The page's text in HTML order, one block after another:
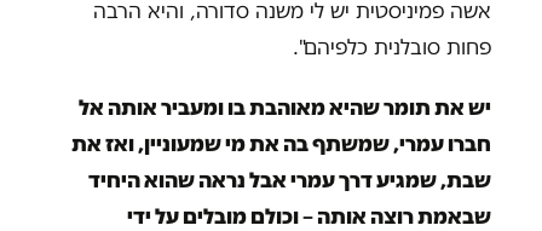
אשה פמיניסטית יש לי משנה סדורה, והיא הרבה
פחות סובלנית כלפיהם".
יש את תומר שהיא מאוהבת בו ומעביר אותה אל
חברו עמרי, שמשתף בה את מי שמעוניין, ואז את
שבת, שמגיע דרך עמרי אבל נראה שהוא היחיד
שבאמת רוצה אותה – וכולם מובלים על ידי